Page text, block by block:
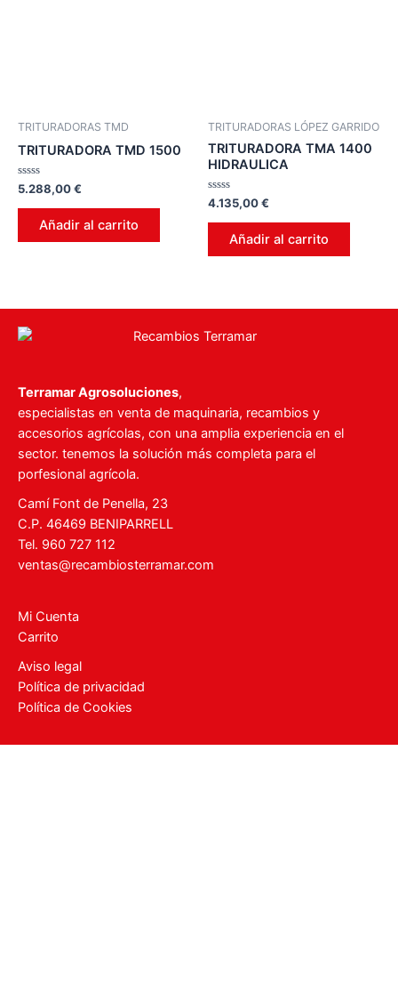
TRITURADORAS TMD
TRITURADORA TMD 1500
Valorado
en
0
5.288,00€
Añadir al carrito
TRITURADORAS LÓPEZ GARRIDO
TRITURADORA TMA 1400
HIDRAULICA
Valorado
en
0
4.135,00€
Añadir al carrito
Terramar Agrosoluciones,
especialistas en venta de maquinaria, recambios y
accesorios agrícolas, con una amplia experiencia en el
sector. tenemos la solución más completa para el
porfesional agrícola.
Camí Font de Penella, 23
C.P. 46469 BENIPARRELL
Tel. 960 727 112
ventas@recambiosterramar.com
Mi Cuenta
Carrito
Aviso legal
Política de privacidad
Política de Cookies